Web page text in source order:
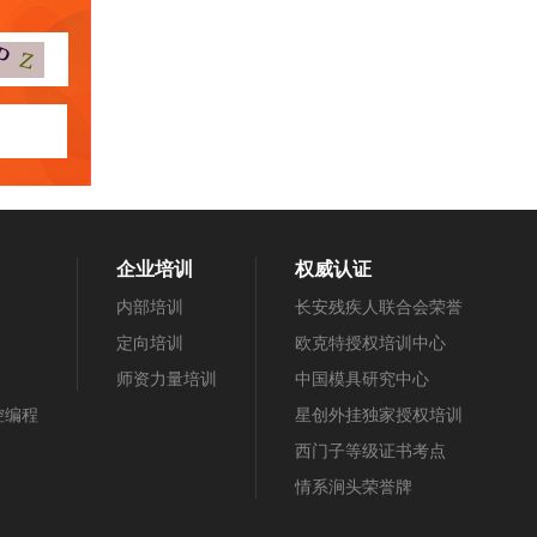
编程
企业培训
内部培训
定向培训
师资力量培训
权威认证
长安残疾人联合会荣誉
欧克特授权培训中心
中国模具研究中心
星创外挂独家授权培训
西门子等级证书考点
情系涧头荣誉牌